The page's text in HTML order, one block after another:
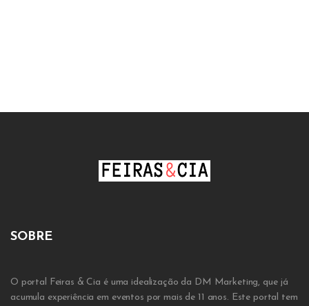
SOBRE
O portal Feiras & Cia é uma idealização da DM Marketing, que já
acumula experiência em eventos por mais de 11 anos. Este portal tem